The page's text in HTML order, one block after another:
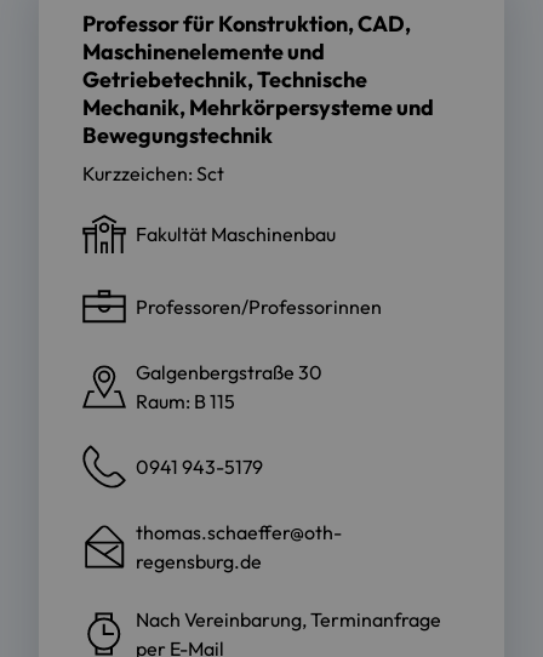
Professor für Konstruktion, CAD,
Maschinenelemente und
Getriebetechnik, Technische
Mechanik, Mehrkörpersysteme und
Bewegungstechnik
Kurzzeichen: Sct
Fakultät Maschinenbau
Professoren/Professorinnen
Galgenbergstraße 30
Raum: B 115
0941 943-5179
thomas.schaeffer@oth-
regensburg.de
Nach Vereinbarung, Terminanfrage
per E-Mail